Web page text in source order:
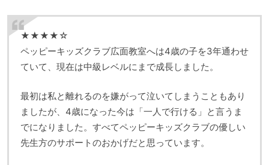
★★★★☆
ペッピーキッズクラブ広面教室へは4歳の子を3年通わせ
ていて、現在は中級レベルにまで成長しました。
最初は私と離れるのを嫌がって泣いてしまうこともあり
ましたが、4歳になった今は「一人で行ける」と言うま
でになりました。すべてペッピーキッズクラブの優しい
先生方のサポートのおかげだと思っています。